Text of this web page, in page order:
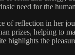
need for the
of reflection in her
prizes, helping to
highlights the